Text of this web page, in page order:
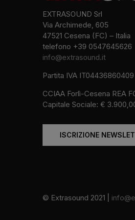
EXTRASOUND Srl
Via Archimede, 605
47521 Cesena (FC) – Italia
telefono +39 0547645626
info@extrasound.it
Partita IVA IT04436860409
CCIAA Forlì-Cesena REA
Capitale Sociale: €
ISCRIZIONE
© Extrasound 2021 |